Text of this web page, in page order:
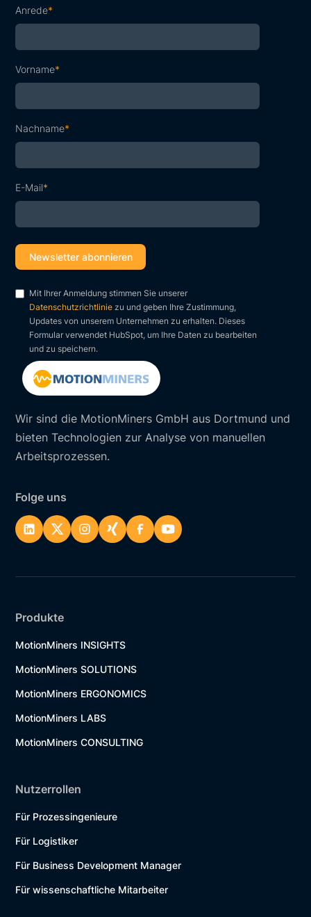
Wir sind die MotionMiners GmbH aus Dortmund und
bieten Technologien zur Analyse von manuellen
Arbeitsprozessen.
Folge uns
Anrede*
Vorname*
Nachname*
E-Mail*
Mit Ihrer Anmeldung stimmen Sie unserer
Datenschutzrichtlinie zu und geben Ihre Zustimmung,
Updates von unserem Unternehmen zu erhalten. Dieses
Formular verwendet HubSpot, um Ihre Daten zu bearbeiten
und zu speichern.
Produkte
MotionMiners INSIGHTS
MotionMiners SOLUTIONS
MotionMiners ERGONOMICS
MotionMiners LABS
MotionMiners CONSULTING
Nutzerrollen
Für Prozessingenieure
Für Logistiker
Für Business Development Manager
Für wissenschaftliche Mitarbeiter